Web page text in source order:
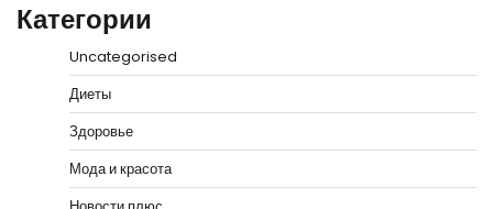
Категории
Uncategorised
Диеты
Здоровье
Мода и красота